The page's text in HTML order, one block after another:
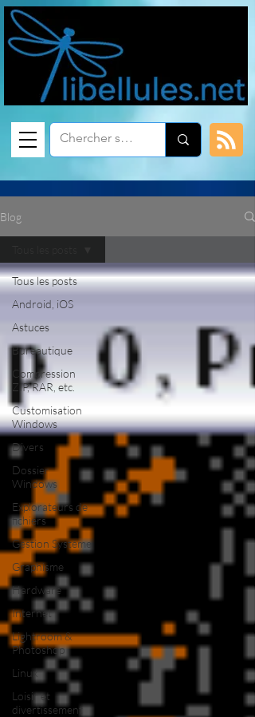
Blog
Tous les posts
Android, iOS
Astuces
Bureautique
Compression
ZIP, RAR, etc.
Customisation
Windows
Divers
Dossier
Windows
Explorateurs de
fichiers
Gestion Système
Graphisme
Hardware
Internet
Lightroom &
Photoshop
Linux
Loisir et
divertissement